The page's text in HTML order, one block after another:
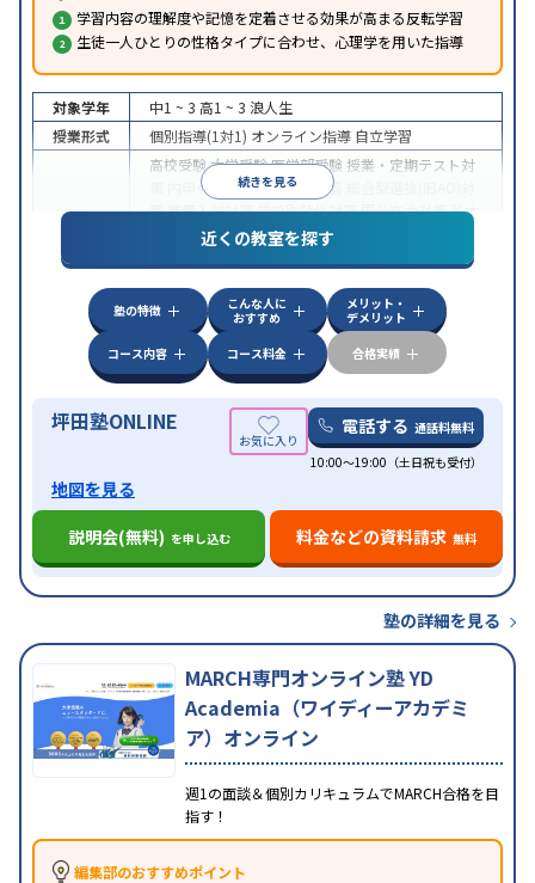
学習内容の理解度や記憶を定着させる効果が高まる反転学習
生徒一人ひとりの性格タイプに合わせ、心理学を用いた指導
続きを見る
対象学年 中1 ~ 3 高1 ~ 3 浪人生
授業形式
個別指導(1対1) オンライン指導 自立学習
高校受験大学受験医学部受験 授業・定期テスト対
内申点対策学習習慣の定着
策推薦入試対策学校別特化対策国公立大対策私大
共通テスト対策英検(英語検定)対策
その
特徴
中高一貫校生に対応授業の振替可能 不登校生に対
学習にPC・タブレットを利用オンライン対応
科目から受講可能季節講習のみの受講可発達障害
の子どもに対応
近くの教室を探す
塾の特徴
こんな人に
おすすめ
メリット・
デメリット
コース内容
コース料金 合格実績
坪田塾ONLINE 電話する 通話料無料
10:00～19:00（土日祝も受付）
地図を見る
説明会(無料) を申し込む 料金などの資料請求 無料
塾の詳細を見る
MARCH専門オンライン塾 YD
Academia（ワイディーアカデミ
ア）オンライン
週1の面談＆個別カリキュラムでMARCH合格を目
指す！
編集部のおすすめポイント